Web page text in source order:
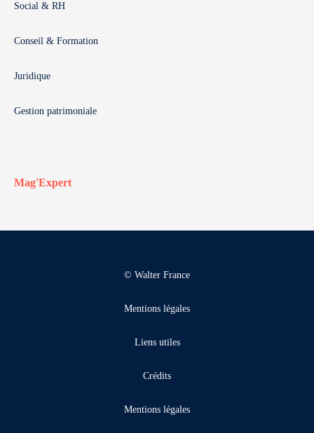
Social & RH
Conseil & Formation
Juridique
Gestion patrimoniale
Mag'Expert
© Walter France
Mentions légales
Liens utiles
Crédits
Mentions légales